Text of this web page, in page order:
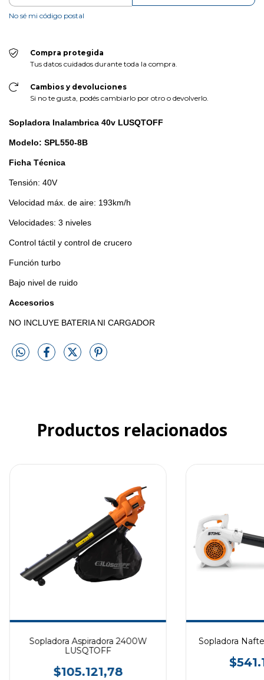
No sé mi código postal
Compra protegida
Tus datos cuidados durante toda la compra.
Cambios y devoluciones
Si no te gusta, podés cambiarlo por otro o devolverlo.
Sopladora Inalambrica 40v LUSQTOFF
Modelo: SPL550-8B
Ficha Técnica
Tensión: 40V
Velocidad máx. de aire: 193km/h
Velocidades: 3 niveles
Control táctil y control de crucero
Función turbo
Bajo nivel de ruido
Accesorios
NO INCLUYE BATERIA NI CARGADOR
Productos relacionados
Sopladora Aspiradora 2400W
LUSQTOFF
$105.121,78
Sopladora